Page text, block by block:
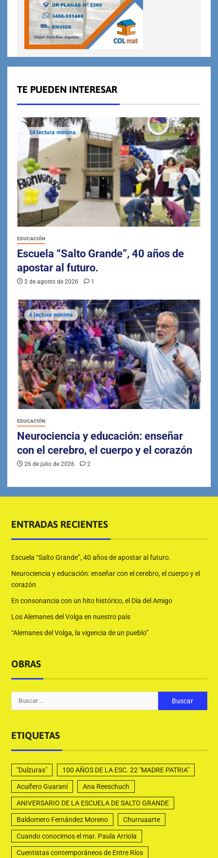
TE PUEDEN INTERESAR
14 lectura mínima
EDUCACIÓN
Escuela “Salto Grande”, 40 años de
apostar al futuro.
2 de agosto de 2026 1
6 lectura mínima
EDUCACIÓN
Neurociencia y educación: enseñar
con el cerebro, el cuerpo y el corazón
26 de julio de 2026 2
ENTRADAS RECIENTES
Escuela “Salto Grande”, 40 años de apostar al futuro.
Neurociencia y educación: enseñar con el cerebro, el cuerpo y el
corazón
En consonancia con un hito histórico, el Día del Amigo
Los Alemanes del Volga en nuestro país
“Alemanes del Volga, la vigencia de un pueblo”
OBRAS
ETIQUETAS
"Dulzuras" 100 AÑOS DE LA ESC. 22 "MADRE PATRIA"
Acuífero Guaraní Ana Reeschuch
ANIVERSARIO DE LA ESCUELA DE SALTO GRANDE
Baldomero Fernández Moreno Churruaarte
Cuando conocimos el mar. Paula Arriola
Cuentistas contemporáneos de Entre Ríos